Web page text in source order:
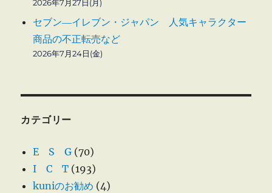
2026年7月27日(月)
セブン―イレブン・ジャパン 人気キャラクター
商品の不正転売など
2026年7月24日(金)
カテゴリー
E S G (70)
I C T (193)
kuniのお勧め (4)